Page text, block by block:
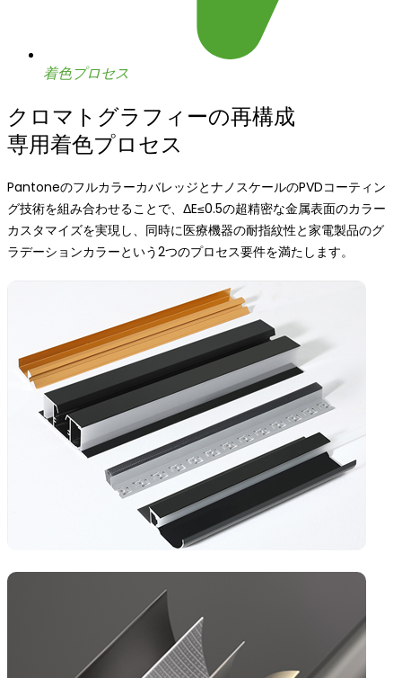
着色プロセス
クロマトグラフィーの再構成
専用着色プロセス
PantoneのフルカラーカバレッジとナノスケールのPVDコーティン
グ技術を組み合わせることで、ΔE≤0.5の超精密な金属表面のカラー
カスタマイズを実現し、同時に医療機器の耐指紋性と家電製品のグ
ラデーションカラーという2つのプロセス要件を満たします。